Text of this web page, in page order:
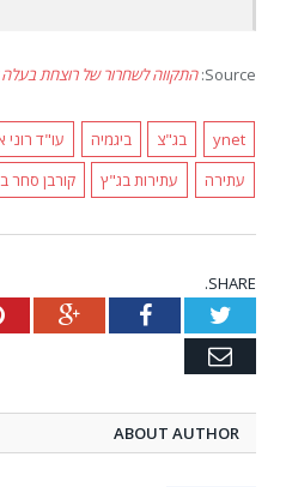
Source: התקווה לשחרור של רוצחת
ynet בג"צ ביגמיה עו"ד רוני
עתירה
עתירות בג"ץ קורבן סחר
SHARE.
Twitter
Facebook
Email
ABOUT AUTHOR